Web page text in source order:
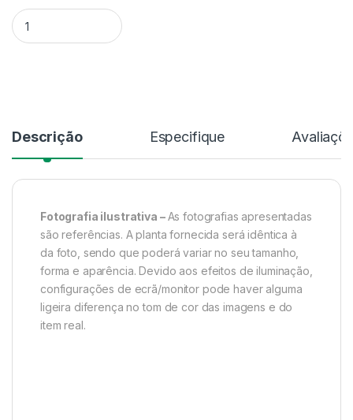
Quantidade Maxillaria Shepheardii - Sem Flor
Descrição Especifique
Fotografia ilustrativa –As fotografias apresentadas
são referências. A planta fornecida será idêntica à
da foto, sendo que poderá variar no seu tamanho,
forma e aparência. Devido aos efeitos de iluminação,
configurações de ecrã/monitor pode haver alguma
ligeira diferença no tom de cor das imagens e do
item real.